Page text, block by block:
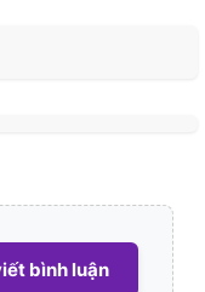
bình luận